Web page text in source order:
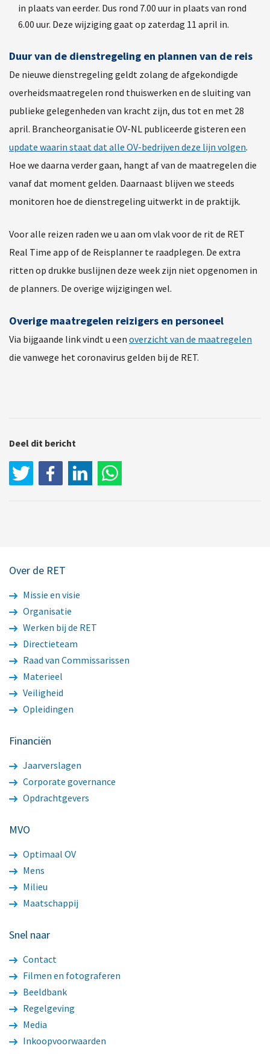
in plaats van eerder. Dus rond 7.00 uur in plaats van rond
6.00 uur. Deze wijziging gaat op zaterdag 11 april in.
Duur van de dienstregeling en plannen van de reis
De nieuwe dienstregeling geldt zolang de afgekondigde
overheidsmaatregelen rond thuiswerken en de sluiting van
publieke gelegenheden van kracht zijn, dus tot en met 28
april. Brancheorganisatie OV-NL publiceerde gisteren een
update waarin staat dat alle OV-bedrijven deze lijn volgen.
Hoe we daarna verder gaan, hangt af van de maatregelen die
vanaf dat moment gelden. Daarnaast blijven we steeds
monitoren hoe de dienstregeling uitwerkt in de praktijk.
Voor alle reizen raden we u aan om vlak voor de rit de RET
Real Time app of de Reisplanner te raadplegen. De extra
ritten op drukke buslijnen deze week zijn niet opgenomen in
de planners. De overige wijzigingen wel.
Overige maatregelen reizigers en personeel
Via bijgaande link vindt u een overzicht van de maatregelen
die vanwege het coronavirus gelden bij de RET.
Deel dit bericht
LinkedIn
Over de RET
Missie en visie
Organisatie
Werken bij de RET
Directieteam
Raad van Commissarissen
Materieel
Veiligheid
Opleidingen
Financiën
Jaarverslagen
Corporate governance
Opdrachtgevers
MVO
Optimaal OV
Mens
Milieu
Maatschappij
Snel naar
Contact
Filmen en fotograferen
Beeldbank
Regelgeving
Media
Inkoopvoorwaarden